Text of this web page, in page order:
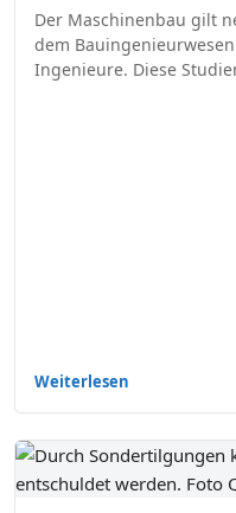
Der Maschinenbau gilt
dem
Ingenieure. Diese
Weiterlesen